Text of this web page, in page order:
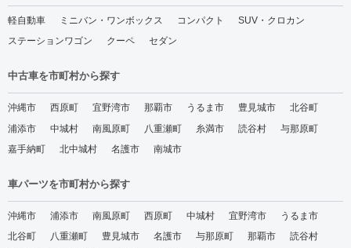
軽自動車 ミニバン・ワンボックス コンパクト
SUV・クロカン
ステーションワゴン
クーペ セダン
中古車を市町村から探す
沖縄市 西原町 宜野湾市 那覇市 うるま市 豊見城市
北谷町
浦添市
中城村 南風原町 八重瀬町 糸満市 読谷村
与那原町
嘉手納町
北中城村 名護市 南城市
車パーツを市町村から探す
沖縄市 浦添市 南風原町 西原町 中城村 宜野湾市
うるま市
北谷町
八重瀬町 豊見城市 名護市 与那原町 那覇市
読谷村